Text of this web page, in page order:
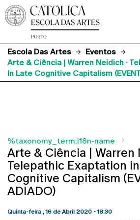
Escola Das Artes
Eventos
Arte & Ciência | Warren Neidich ·
In Late Cognitive Capitalism
%taxonomy_term:i18n-name
Arte & Ciência | Warren
Telepathic Exaptation
Cognitive Capitalism
ADIADO)
Quinta-feira , 16 de Abril 2020 - 18:30